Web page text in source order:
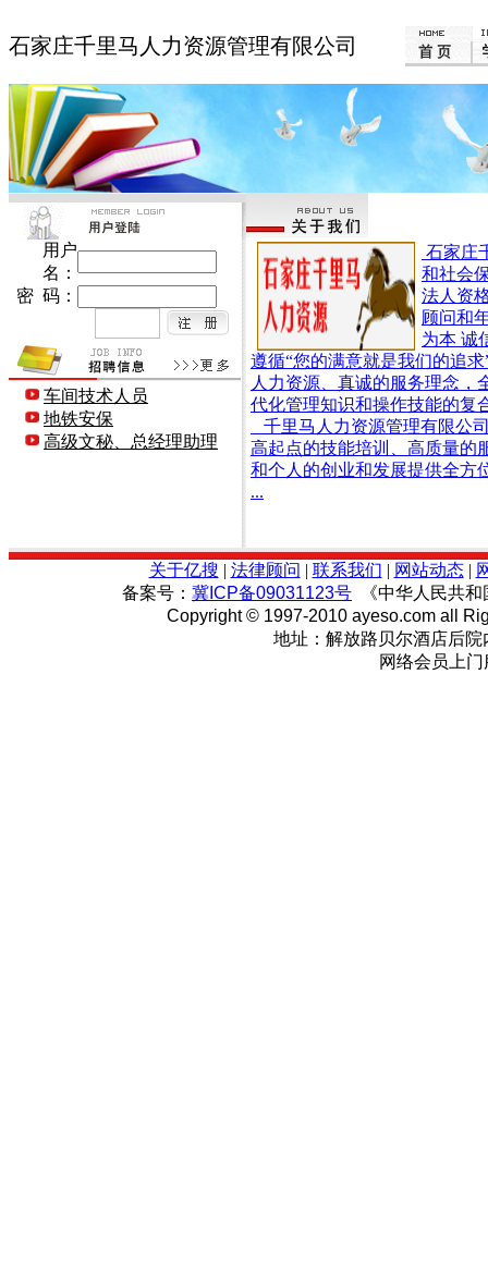
石家庄千里马人力资源管理有限公司
用户
名：
密 码：
车间技术人员
地铁安保
高级文秘、总经理助理
石家庄
和社会
法人资
顾问和
为本 诚
遵循“您的满意就是我们的追
人力资源、真诚的服务理念，
代化管理知识和操作技能的复
千里马人力资源管理有限公
高起点的技能培训、高质量的
和个人的创业和发展提供全方
...
关于亿搜 | 法律顾问 | 联系我们 | 网站动态|
备案号： 冀ICP备09031123号 《中华人民共
Copyright © 1997-2010 ayeso.com all
地址：解放路贝尔酒店后
网络会员上门